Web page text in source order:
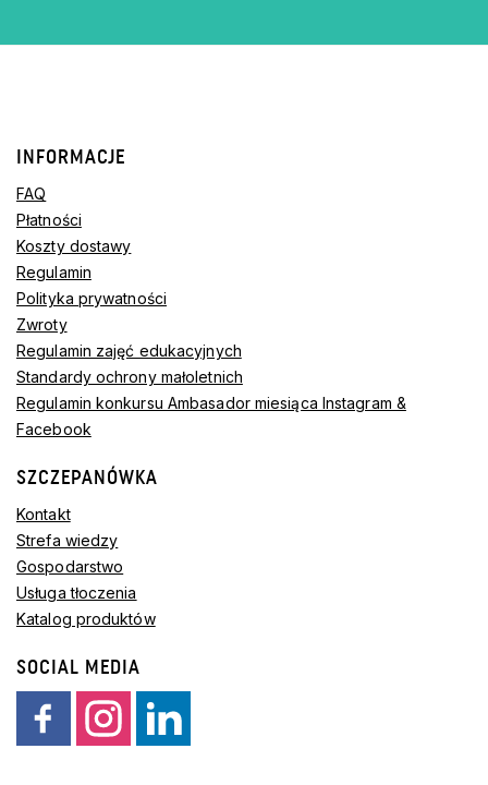
INFORMACJE
FAQ
Płatności
Koszty dostawy
Regulamin
Polityka prywatności
Zwroty
Regulamin zajęć edukacyjnych
Standardy ochrony małoletnich
Regulamin konkursu Ambasador miesiąca Instagram &
Facebook
SZCZEPANÓWKA
Kontakt
Strefa wiedzy
Gospodarstwo
Usługa tłoczenia
Katalog produktów
SOCIAL MEDIA